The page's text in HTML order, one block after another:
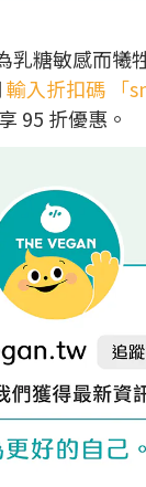
乳糖敏感而犧
輸入折扣碼 「
95 折優惠。